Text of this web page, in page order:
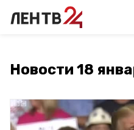
Новости 18